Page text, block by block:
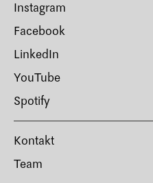
Instagram
Facebook
LinkedIn
YouTube
Spotify
Kontakt
Team